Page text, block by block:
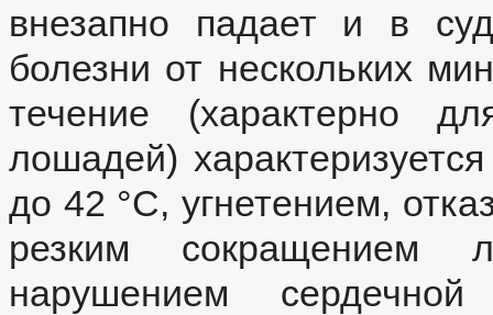
внезапно падает и в
болезни от нескольких
течение (характерно
лошадей)
до 42 °С, угнетением,
резким сокращением
нарушением